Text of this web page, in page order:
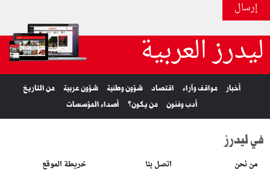
إرسال
ليدرز العربية
أخبار مواقف وآراء اقتصاد شؤون وطنية شؤون عربية
من التاريخ
أدب وفنون
من يكون؟ أصداء المؤسسات
في ليدرز
من نحن اتصل بنا خريطة الموقع